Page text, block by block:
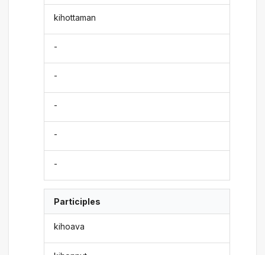
kihottaman
-
-
-
-
-
Participles
kihoava